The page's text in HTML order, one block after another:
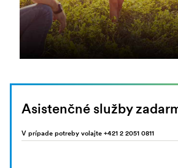
Asistenčné služby
V prípade potreby volajte +421 2 2051 0811